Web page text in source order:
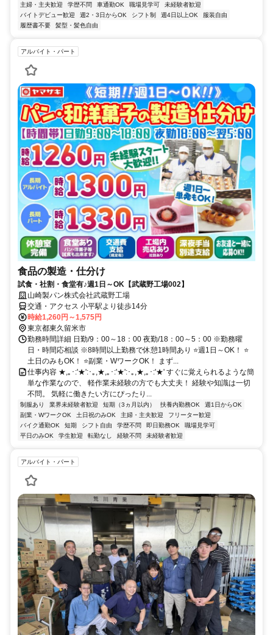
主婦・主夫歓迎 学歴不問 車通勤OK 職場見学可
未経験者歓迎
バイトデビュー歓迎
週2・3日からOK シフト制 週4日以上OK
服装自由
履歴書不要
髪型・髪色自由
アルバイト・パート
食品の製造・仕分け
試食・社割・食堂有♪週1日～OK【武蔵野工場002】
山崎製パン株式会社武蔵野工場
交通・アクセス 小平駅より徒歩14分
時給1,260円～1,575円
東京都東久留米市
勤務時間詳細 日勤/9：00～18：00 夜勤/18：00～5：00 ※勤務曜
日・時間応相談 ※8時間以上勤務で休憩1時間あり ⭐週1日～OK！ ⭐
土日のみもOK！ ⭐副業・WワークOK！ まず...
仕事内容 ★,｡･:'★':･｡,★,｡･:'★':･｡,★,｡･:'★' すぐに覚えられるような簡
単な作業なので、 軽作業未経験の方でも大丈夫！ 経験や知識は一切
不問。 気軽に働きたい方にぴったり...
制服あり 業界未経験者歓迎 短期（3ヵ月以内） 扶養内勤務OK
週1日からOK
副業・WワークOK
土日祝のみOK 主婦・主夫歓迎
フリーター歓迎
バイク通勤OK
短期 シフト自由 学歴不問 即日勤務OK
職場見学可
平日のみOK
学生歓迎 転勤なし 経験不問 未経験者歓迎
アルバイト・パート